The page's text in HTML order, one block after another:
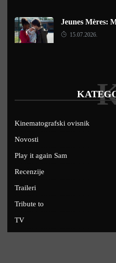
Jeunes Mères:
15.07.2026.
Kinematografski ovisnik
Novosti
Play it again Sam
Recenzije
Traileri
Tribute to
TV